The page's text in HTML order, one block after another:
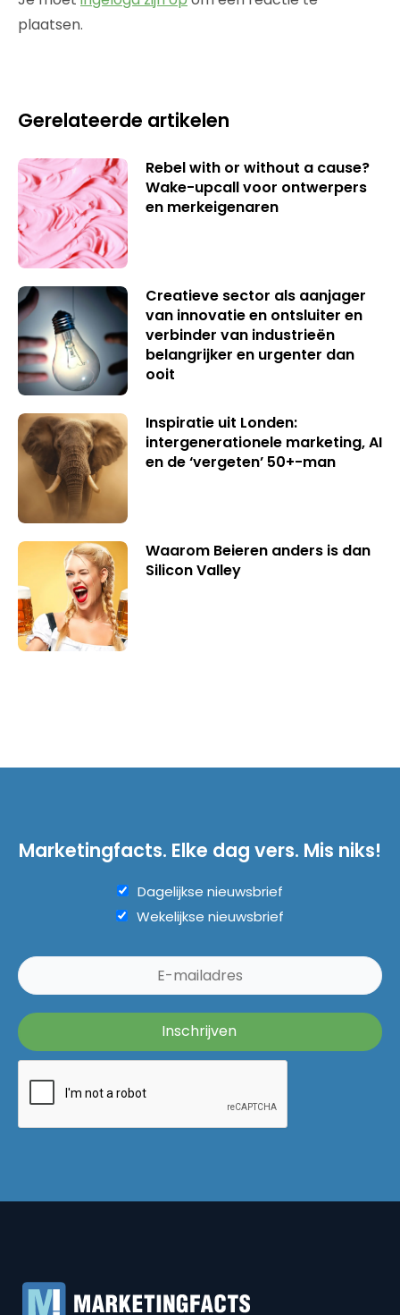
plaatsen.
Gerelateerde artikelen
Rebel with or without a cause?
Wake-upcall voor ontwerpers
en merkeigenaren
Creatieve sector als aanjager
van innovatie en ontsluiter en
verbinder van industrieën
belangrijker en urgenter dan
ooit
Inspiratie uit Londen:
intergenerationele marketing, AI
en de ‘vergeten’ 50+-man
Waarom Beieren anders is dan
Silicon Valley
Marketingfacts. Elke dag vers. Mis niks!
Dagelijkse nieuwsbrief
Wekelijkse nieuwsbrief